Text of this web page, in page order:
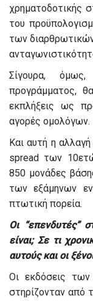
χρηματοδοτικής
του
των
Σίγουρα,
προγράμματος,
εκπλήξεις ως
αγορές ομολόγων.
Και αυτή η
spread των
850 μονάδες
των εξάμηνων
πτωτική πορεία.
Οι “επενδυτές”
είναι; Σε τι
αυτούς και οι
Οι εκδόσεις των
στηρίζονταν από